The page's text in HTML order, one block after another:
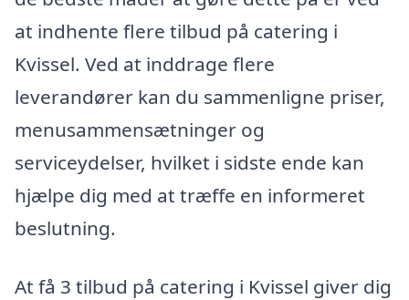
at indhente flere tilbud på catering i
Kvissel. Ved at inddrage flere
leverandører kan du sammenligne priser,
menusammensætninger og
serviceydelser, hvilket i sidste ende kan
hjælpe dig med at træffe en informeret
beslutning.
At få 3 tilbud på catering i Kvissel giver dig